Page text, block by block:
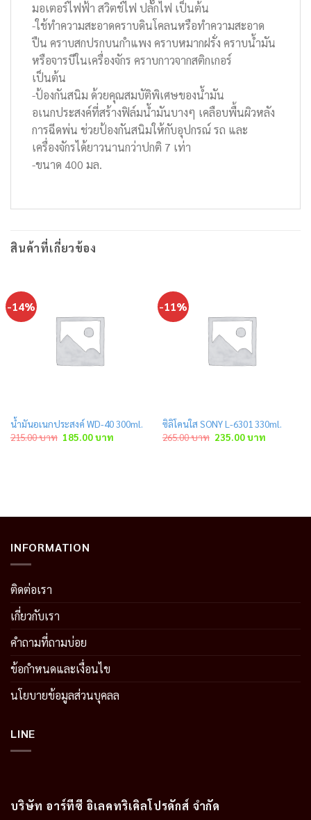
มอเตอร์ไฟฟ้า สวิตช์ไฟ ปลั๊กไฟ เป็นต้น
-ใช้ทำความสะอาดคราบดินโคลนหรือทำความสะอาด
ปืน คราบสกปรกบนกำแพง คราบหมากฝรั่ง คราบน้ำมัน
หรือจารบีในเครื่องจักร คราบกาวจากสติกเกอร์
เป็นต้น
-ป้องกันสนิม ด้วยคุณสมบัติพิเศษของน้ำมัน
อเนกประสงค์ที่สร้างฟิล์มน้ำมันบางๆ เคลือบพื้นผิวหลัง
การฉีดพ่น ช่วยป้องกันสนิมให้กับอุปกรณ์ รถ และ
เครื่องจักรได้ยาวนานกว่าปกติ 7 เท่า
-ขนาด 400 มล.
สินค้าที่เกี่ยวข้อง
-14%
น้ำมันอเนกประสงค์ WD-40 300ml.
215.00บาท Original
price
185.00บาทCurrent
price
-11%
ซิลิโคนใส SONY L-6301 330ml.
265.00บาท Original
price
235.00บาทCurrent
price
INFORMATION
ติดต่อเรา
เกี่ยวกับเรา
คำถามที่ถามบ่อย
ข้อกำหนดและเงื่อนไข
นโยบายข้อมูลส่วนบุคลล
LINE
บริษัท อาร์ทีซี อิเลคทริเคิลโปรดักส์ จำกัด